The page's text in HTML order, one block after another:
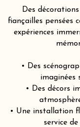
Des
fiançailles pensées
expériences
• Des
imaginées
• Des décors
• Une installation
service